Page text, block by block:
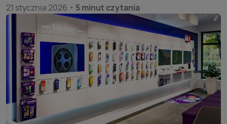
21 stycznia 2026
5 minut czytania